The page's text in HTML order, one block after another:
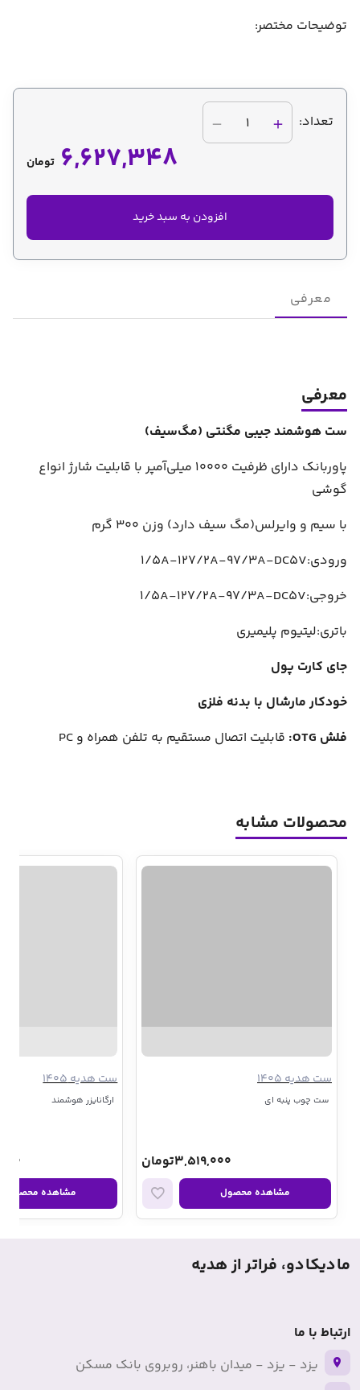
توضیحات مختصر:
تعداد: 1
6,627,348 تومان
افزودن به سبد خرید
معرفی
معرفی
ست هوشمند جیبی مگنتی (مگ‌سیف)
پاوربانک دارای ظرفیت 10000 میلی‌آمپر با قابلیت شارژ انواع
گوشی
با سیم و وایرلس(مگ سیف دارد) وزن 300 گرم
ورودی:1/5A-127/2A-97/3A-DC5V
خروجی:1/5A-127/2A-97/3A-DC5V
باتری:لیتیوم پلیمیری
جای کارت پول
خودکار مارشال با بدنه فلزی
فلش OTG:
قابلیت اتصال مستقیم به تلفن همراه و PC
محصولات مشابه
ست هدیه 1405
ست چوب پنبه ای
3,519,000تومان
مشاهده محصول
ست هدیه 1405
ارگانایزر هوشمند
مشاهده محصول
مادیکادو، فراتر از هدیه
ارتباط با ما
یزد - یزد - میدان باهنر، روبروی بانک مسکن